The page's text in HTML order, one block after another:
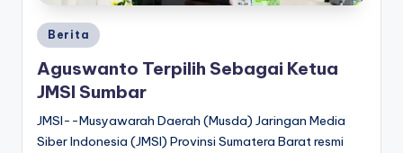
Berita
Aguswanto Terpilih Sebagai Ketua
JMSI Sumbar
JMSI--Musyawarah Daerah (Musda) Jaringan Media
Siber Indonesia (JMSI) Provinsi Sumatera Barat resmi